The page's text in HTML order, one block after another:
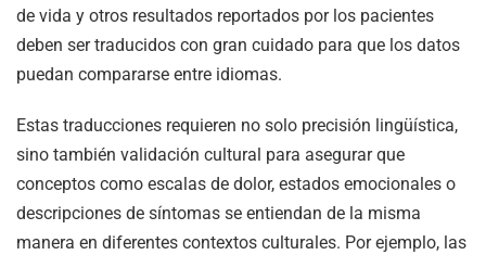
de vida y otros resultados reportados por los pacientes
deben ser traducidos con gran cuidado para que los datos
puedan compararse entre idiomas.
Estas traducciones requieren no solo precisión lingüística,
sino también validación cultural para asegurar que
conceptos como escalas de dolor, estados emocionales o
descripciones de síntomas se entiendan de la misma
manera en diferentes contextos culturales. Por ejemplo, las